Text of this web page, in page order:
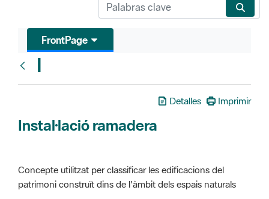
FrontPage
I
Detalles Imprimir
Instal·lació ramadera
Concepte utilitzat per classificar les edificacions del
patrimoni construït dins de l'àmbit dels espais naturals